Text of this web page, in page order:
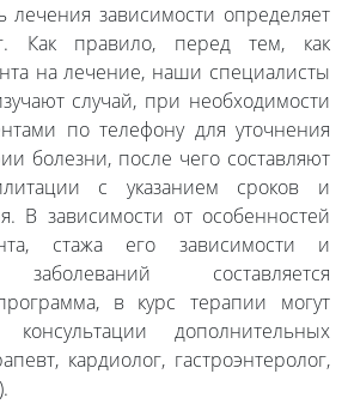
лечения зависимости определяет
Как правило, перед тем, как
на лечение, наши специалисты
случай, при необходимости
по телефону для уточнения
болезни, после чего составляют
с указанием сроков и
В зависимости от особенностей
стажа его зависимости и
заболеваний составляется
в курс терапии могут
дополнительных
кардиолог, гастроэнтеролог,